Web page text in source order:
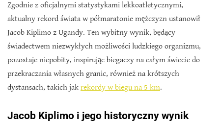
Zgodnie z oficjalnymi statystykami lekkoatletycznymi,
aktualny rekord świata w półmaratonie mężczyzn ustanowił
Jacob Kiplimo z Ugandy. Ten wybitny wynik, będący
świadectwem niezwykłych możliwości ludzkiego organizmu,
pozostaje niepobity, inspirując biegaczy na całym świecie do
przekraczania własnych granic, również na krótszych
dystansach, takich jak rekordy w biegu na 5 km.
Jacob Kiplimo i jego historyczny wynik